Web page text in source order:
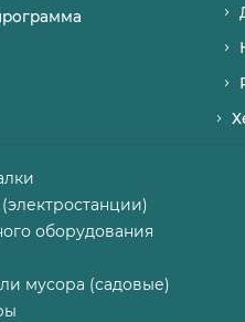
оборудования
мусора (садовые)